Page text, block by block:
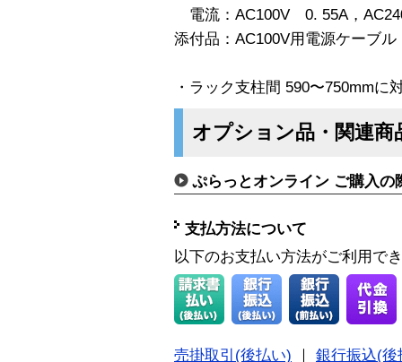
電流：AC100V 0. 55A，
添付品：AC100V用電源ケーブ
・ラック支柱間 590〜750mmに
オプション品・関連商
ぷらっとオンライン ご購入の
支払方法について
以下のお支払い方法がご利用で
売掛取引(後払い) 銀行振込(後